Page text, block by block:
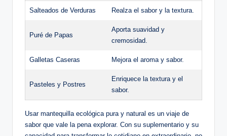
Salteados de Verduras Realza el sabor y la textura.
Puré de Papas
Aporta suavidad y
cremosidad.
Galletas Caseras Mejora el aroma y sabor.
Pasteles y Postres
Enriquece la textura y el
sabor.
Usar mantequilla ecológica pura y natural es un viaje de
sabor que vale la pena explorar. Con su suplementario y su